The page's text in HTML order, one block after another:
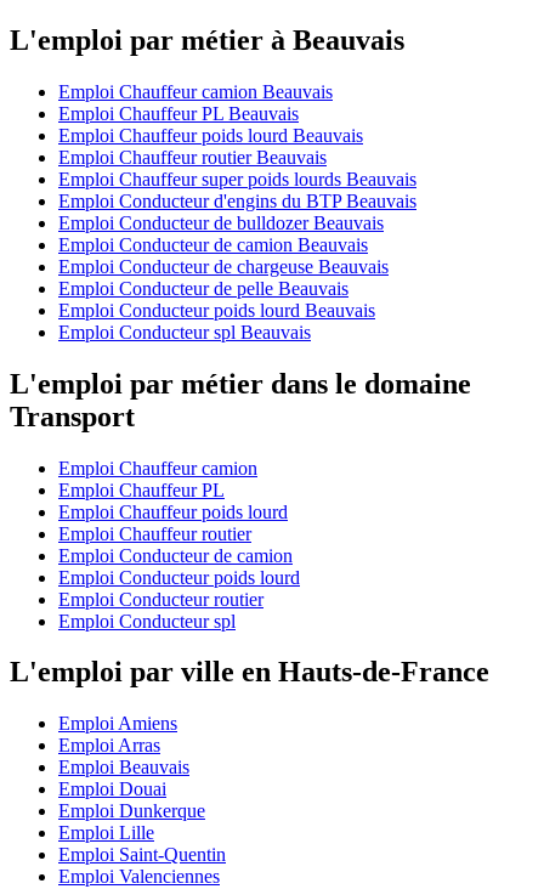
L'emploi par métier à Beauvais
Emploi Chauffeur camion Beauvais
Emploi Chauffeur PL Beauvais
Emploi Chauffeur poids lourd Beauvais
Emploi Chauffeur routier Beauvais
Emploi Chauffeur super poids lourds Beauvais
Emploi Conducteur d'engins du BTP Beauvais
Emploi Conducteur de bulldozer Beauvais
Emploi Conducteur de camion Beauvais
Emploi Conducteur de chargeuse Beauvais
Emploi Conducteur de pelle Beauvais
Emploi Conducteur poids lourd Beauvais
Emploi Conducteur spl Beauvais
L'emploi par métier dans le domaine
Transport
Emploi Chauffeur camion
Emploi Chauffeur PL
Emploi Chauffeur poids lourd
Emploi Chauffeur routier
Emploi Conducteur de camion
Emploi Conducteur poids lourd
Emploi Conducteur routier
Emploi Conducteur spl
L'emploi par ville en Hauts-de-France
Emploi Amiens
Emploi Arras
Emploi Beauvais
Emploi Douai
Emploi Dunkerque
Emploi Lille
Emploi Saint-Quentin
Emploi Valenciennes